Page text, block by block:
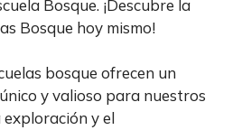
Bosque. ¡Descubre la
Bosque hoy mismo!
bosque ofrecen un
y valioso para nuestros
exploración y el